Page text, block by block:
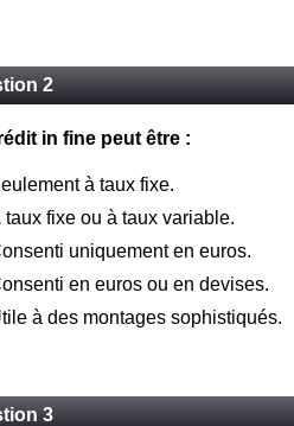
2
in fine peut être :
à taux fixe.
taux fixe ou à taux variable.
uniquement en euros.
en euros ou en devises.
à des montages sophistiqués.
3